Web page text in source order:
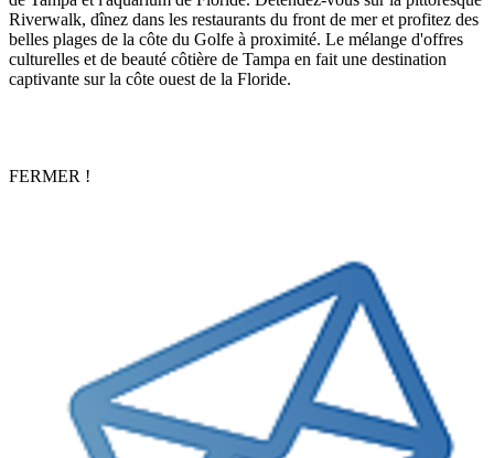
Riverwalk, dînez dans les restaurants du front de mer et profitez des
belles plages de la côte du Golfe à proximité. Le mélange d'offres
culturelles et de beauté côtière de Tampa en fait une destination
captivante sur la côte ouest de la Floride.
FERMER !